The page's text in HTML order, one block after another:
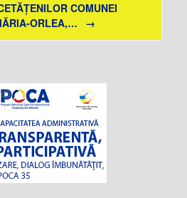
COMUNEI
ORLEA,…
→